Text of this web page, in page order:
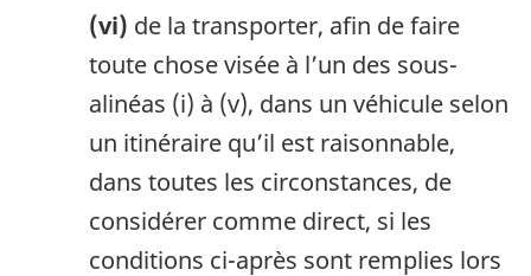
(vi) de la transporter, afin de faire
toute chose visée à l’un des sous-
alinéas (i) à (v), dans un véhicule selon
un itinéraire qu’il est raisonnable,
dans toutes les circonstances, de
considérer comme direct, si les
conditions ci-après sont remplies lors